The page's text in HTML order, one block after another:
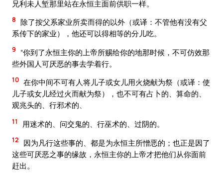
兄利未人堑那里站在永恒主面前供职一样。
8 除了按父系家业所卖而得的以外（或译：不管他有没有父
系传下的家业），他还可以得相等的分儿吃。
9
“你到了永恒主你的上帝所赐给你的地那时候，不可仿效那
些外国人可厌恶的事去学着行。
10 在你中间不可有人将儿子或女儿用火烧献为祭（或译：使
儿子或女儿经过火而献为祭），也不可有占卜的、算命的、
观兆头的、行邪术的、
11 用迷术的、问交鬼的、行巫术的、过阴的。
12
因为凡行这些事的、都是为永恒主所憎恶的；也正是因了
这些可厌恶之事的缘故，永恒主你的上帝才把他们从你面前
赶出。